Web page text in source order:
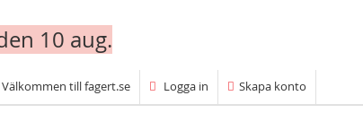
10 aug.
Välkommen till fagert.se Logga in Skapa konto